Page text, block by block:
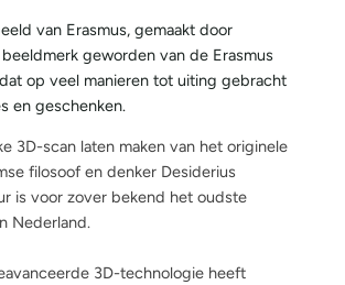
van Erasmus, gemaakt door
geworden van de Erasmus
op veel manieren tot uiting gebracht
en geschenken.
3D-scan laten maken van het originele
filosoof en denker Desiderius
is voor zover bekend het oudste
Nederland.
3D-technologie heeft